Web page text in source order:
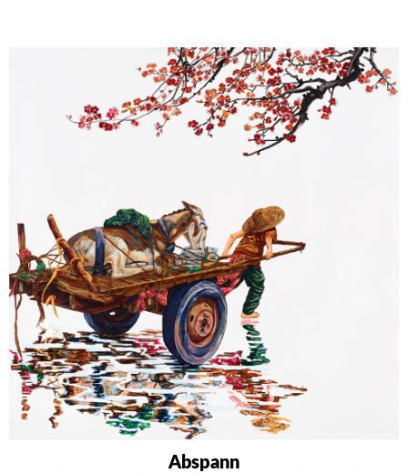
Abspann